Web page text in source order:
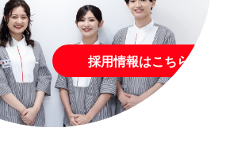
採用情報はこちら